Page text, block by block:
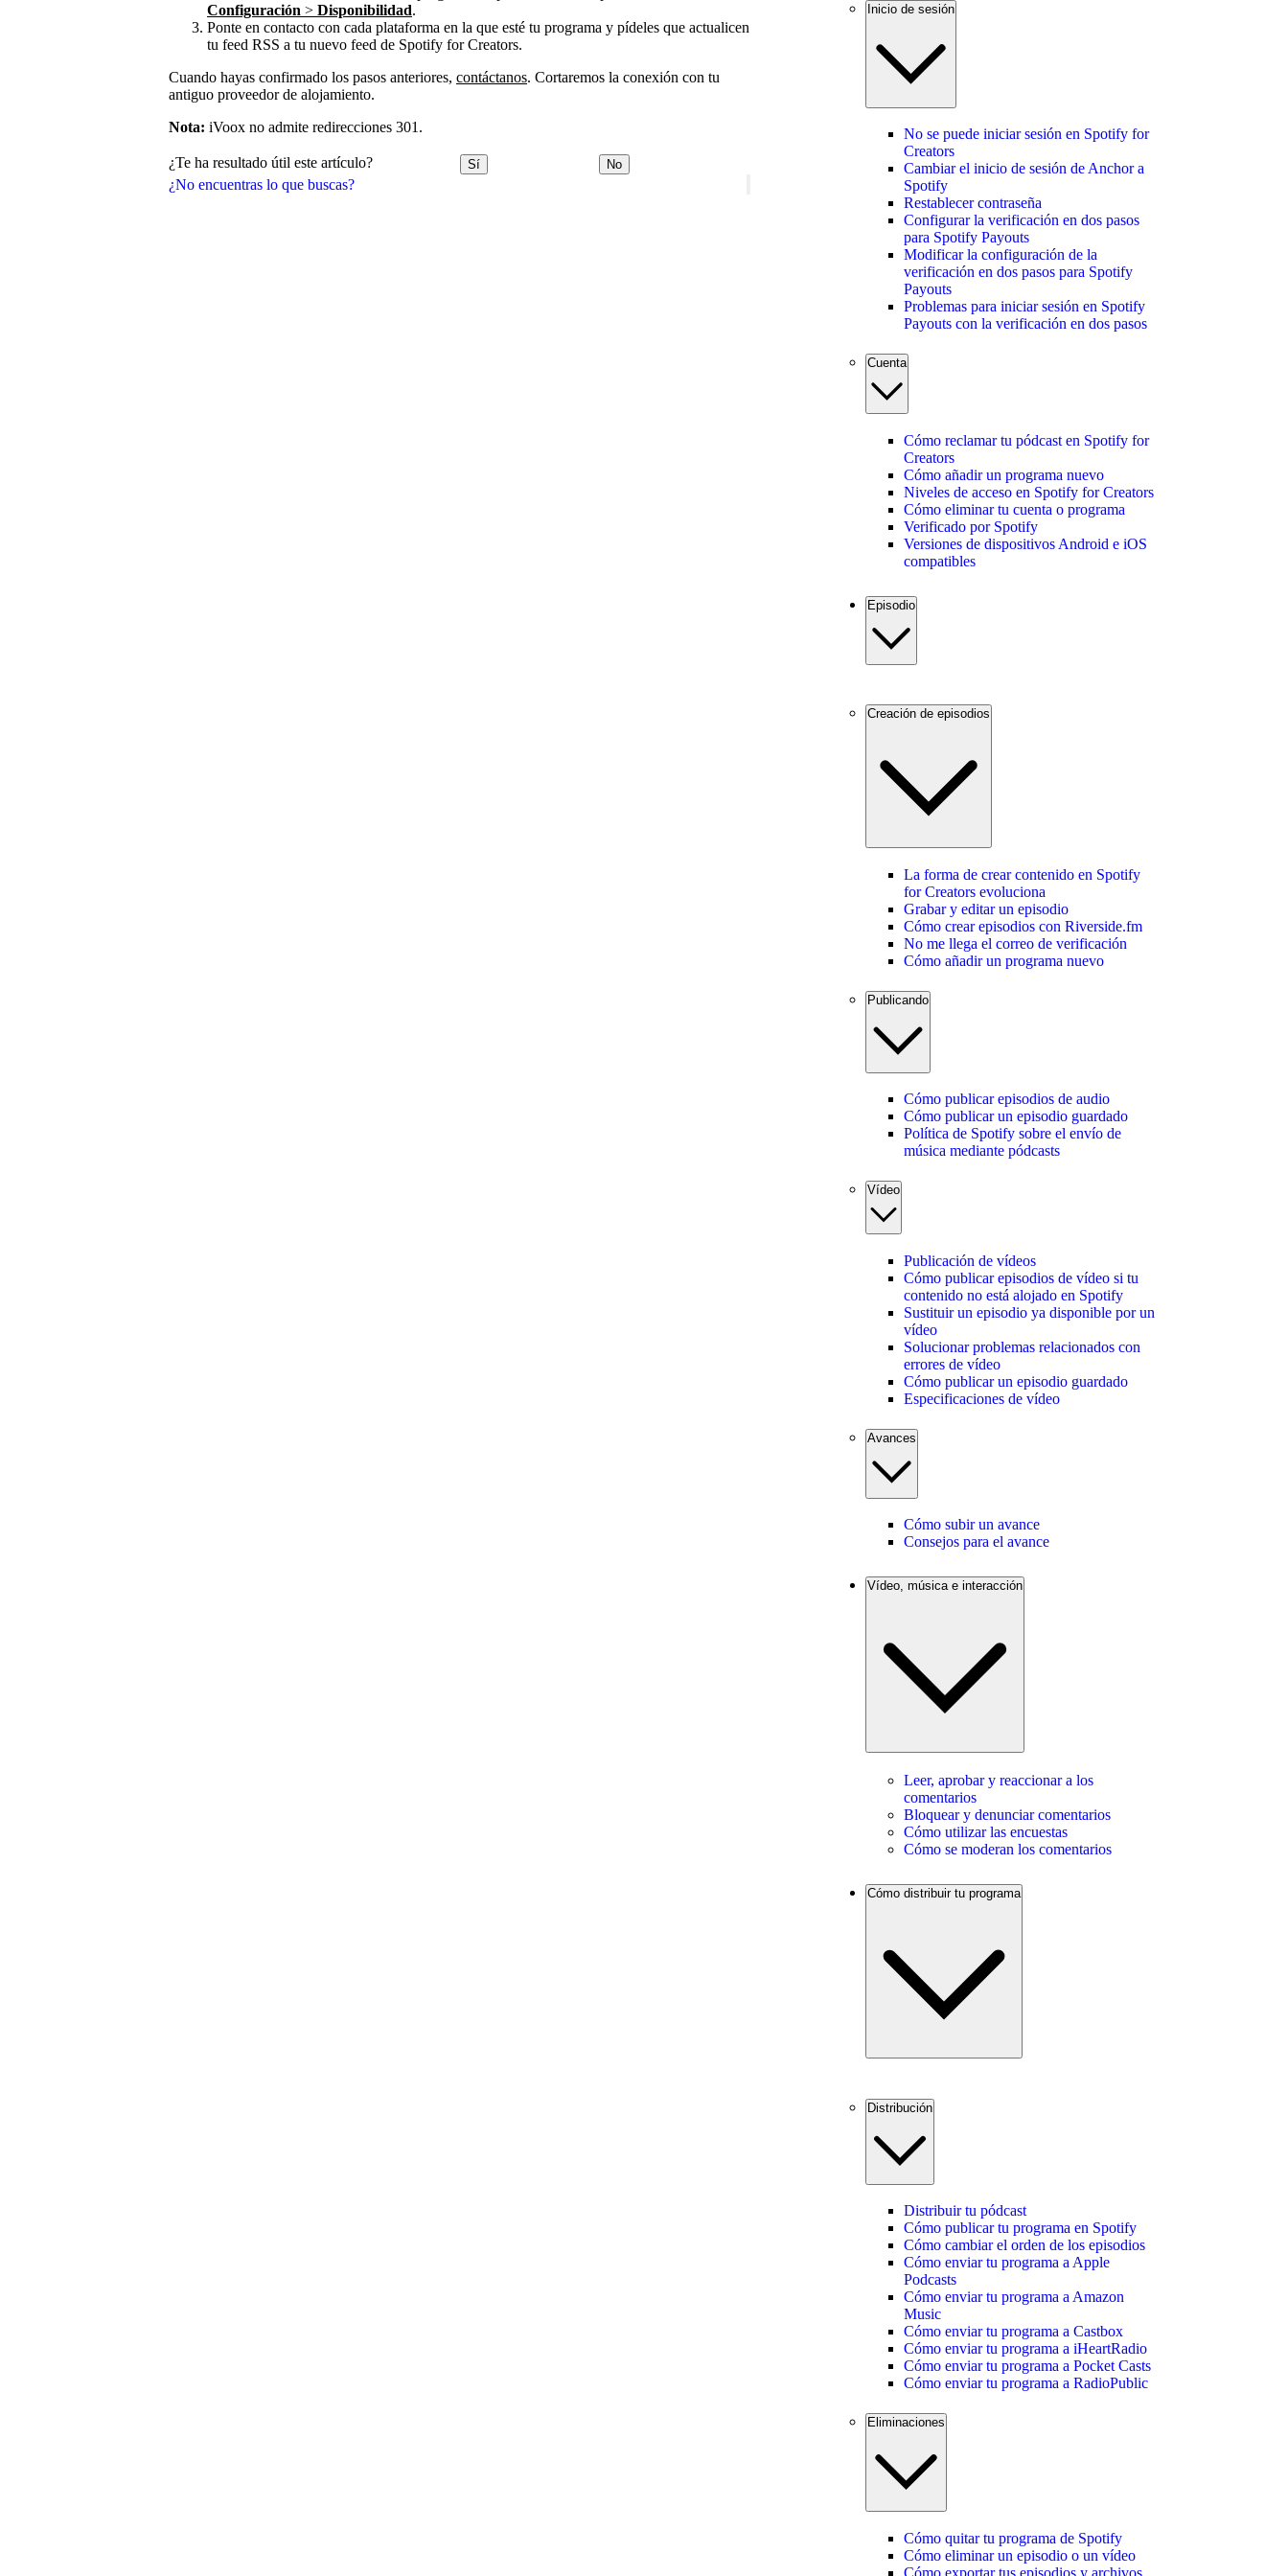
¿No encuentras lo que buscas?
Configuración > Disponibilidad.
Ponte en contacto con cada plataforma en la que esté tu programa y pídeles que actualicen
tu feed RSS a tu nuevo feed de Spotify for Creators.
Cuando hayas confirmado los pasos anteriores, contáctanos. Cortaremos la conexión con tu
antiguo proveedor de alojamiento.
Nota: iVoox no admite redirecciones 301.
¿Te ha resultado útil este artículo? Sí No
Inicio de sesión
No se puede iniciar sesión en Spotify for
Creators
Cambiar el inicio de sesión de Anchor a
Spotify
Restablecer contraseña
Configurar la verificación en dos pasos
para Spotify Payouts
Modificar la configuración de la
verificación en dos pasos para Spotify
Payouts
Problemas para iniciar sesión en Spotify
Payouts con la verificación en dos pasos
Cuenta
Cómo reclamar tu pódcast en Spotify for
Creators
Cómo añadir un programa nuevo
Niveles de acceso en Spotify for Creators
Cómo eliminar tu cuenta o programa
Verificado por Spotify
Versiones de dispositivos Android e iOS
compatibles
Episodio
Creación de episodios
La forma de crear contenido en Spotify
for Creators evoluciona
Grabar y editar un episodio
Cómo crear episodios con Riverside.fm
No me llega el correo de verificación
Cómo añadir un programa nuevo
Publicando
Cómo publicar episodios de audio
Cómo publicar un episodio guardado
Política de Spotify sobre el envío de
música mediante pódcasts
Vídeo
Publicación de vídeos
Cómo publicar episodios de vídeo si tu
contenido no está alojado en Spotify
Sustituir un episodio ya disponible por un
vídeo
Solucionar problemas relacionados con
errores de vídeo
Cómo publicar un episodio guardado
Especificaciones de vídeo
Avances
Cómo subir un avance
Consejos para el avance
Vídeo, música e interacción
Leer, aprobar y reaccionar a los
comentarios
Bloquear y denunciar comentarios
Cómo utilizar las encuestas
Cómo se moderan los comentarios
Cómo distribuir tu programa
Distribución
Distribuir tu pódcast
Cómo publicar tu programa en Spotify
Cómo cambiar el orden de los episodios
Cómo enviar tu programa a Apple
Podcasts
Cómo enviar tu programa a Amazon
Music
Cómo enviar tu programa a Castbox
Cómo enviar tu programa a iHeartRadio
Cómo enviar tu programa a Pocket Casts
Cómo enviar tu programa a RadioPublic
Eliminaciones
Cómo quitar tu programa de Spotify
Cómo eliminar un episodio o un vídeo
Cómo exportar tus episodios y archivos